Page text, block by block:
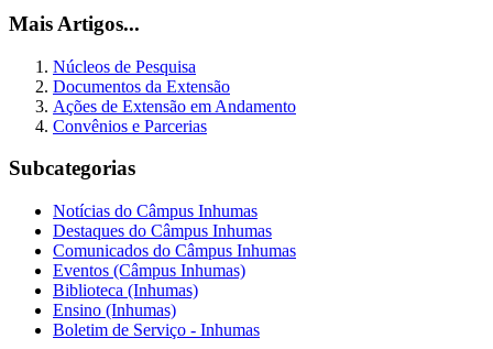
Mais Artigos...
Núcleos de Pesquisa
Documentos da Extensão
Ações de Extensão em Andamento
Convênios e Parcerias
Subcategorias
Notícias do Câmpus Inhumas
Destaques do Câmpus Inhumas
Comunicados do Câmpus Inhumas
Eventos (Câmpus Inhumas)
Biblioteca (Inhumas)
Ensino (Inhumas)
Boletim de Serviço - Inhumas